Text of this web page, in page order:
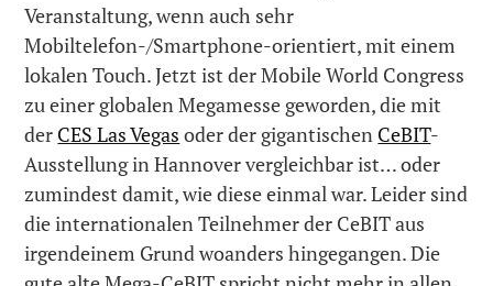
Veranstaltung, wenn auch sehr
Mobiltelefon-/Smartphone-orientiert, mit einem
lokalen Touch. Jetzt ist der Mobile World Congress
zu einer globalen Megamesse geworden, die mit
der CES Las Vegas oder der gigantischen CeBIT-
Ausstellung in Hannover vergleichbar ist… oder
zumindest damit, wie diese einmal war. Leider sind
die internationalen Teilnehmer der CeBIT aus
irgendeinem Grund woanders hingegangen. Die